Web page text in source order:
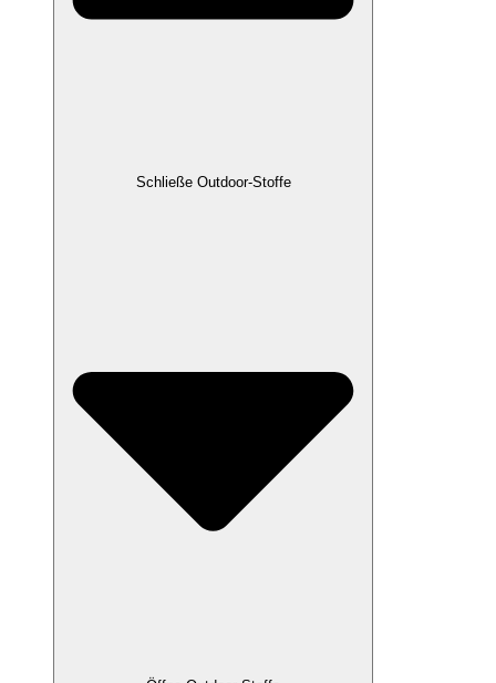
Schließe Outdoor-Stoffe